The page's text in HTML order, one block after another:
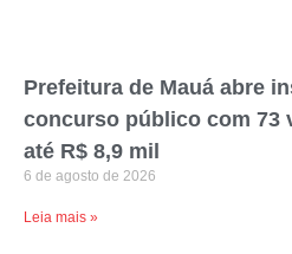
Prefeitura de Mauá abre
concurso público com 73
até R$ 8,9 mil
6 de agosto de 2026
Leia mais »